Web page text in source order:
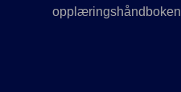
opplæringshåndboken